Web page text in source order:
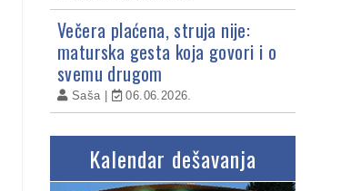
Večera plaćena, struja nije:
maturska gesta koja govori i o
svemu drugom
Saša 06.06.2026.
Kalendar dešavanja